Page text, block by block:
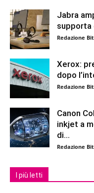
Jabra
supporta
Redazione
Xerox:
dopo
Redazione
Canon
inkjet a
di...
Redazione
I più letti